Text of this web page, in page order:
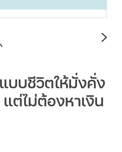
บบชีวิตให้มั่งคั่ง
ต่ไม่ต้องหาเงิน